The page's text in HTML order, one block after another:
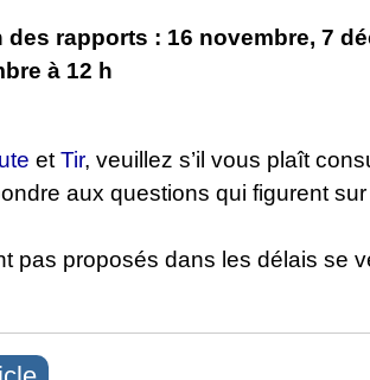
rapports : 16 novembre, 7
à 12 h
et Tir, veuillez s’il vous plaît
aux questions qui figurent
pas proposés dans les délais se